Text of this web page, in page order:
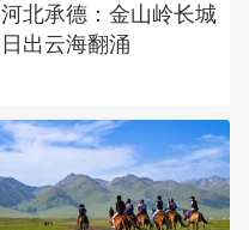
河北承德：金山岭长城
日出云海翻涌